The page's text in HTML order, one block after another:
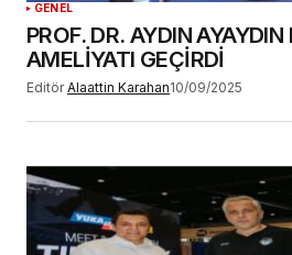
GENEL
PROF. DR. AYDIN
AMELİYATI GEÇİRDİ
Editör Alaattin Karahan10/09/2025